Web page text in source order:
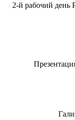
2-й рабочий день